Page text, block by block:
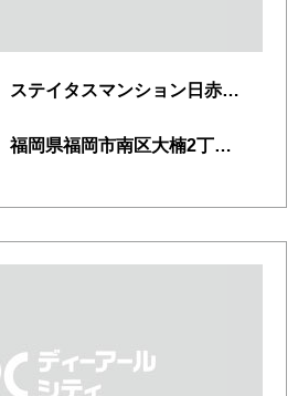
ステイタスマンション日赤通り
福岡県福岡市南区大楠2丁目3番20号